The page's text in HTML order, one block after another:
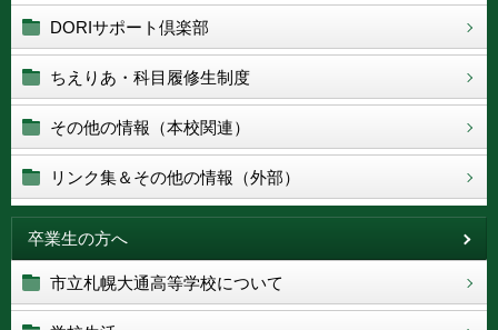
DORIサポート倶楽部
ちえりあ・科目履修生制度
その他の情報（本校関連）
リンク集＆その他の情報（外部）
卒業生の方へ
市立札幌大通高等学校について